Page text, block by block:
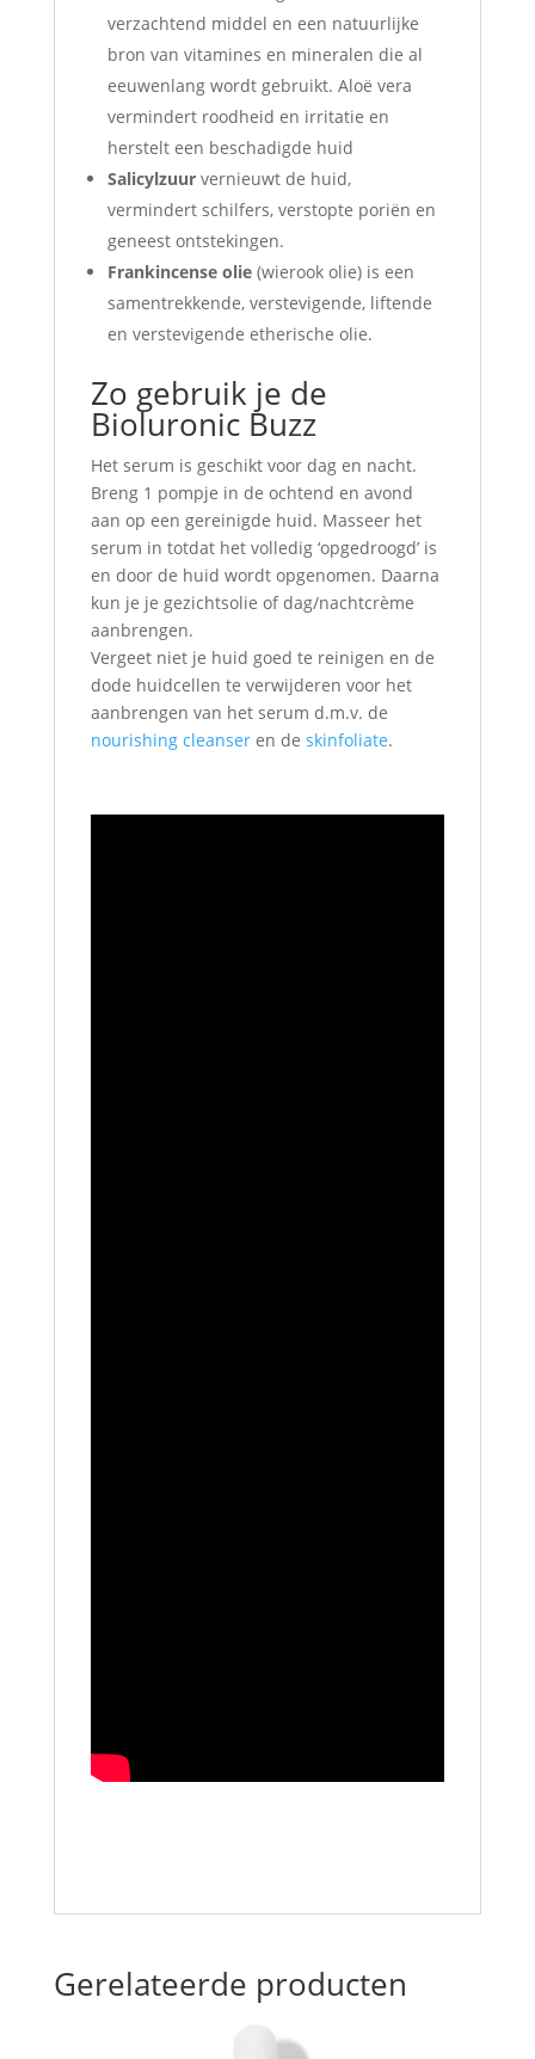
verzachtend middel en een natuurlijke
bron van vitamines en mineralen die al
eeuwenlang wordt gebruikt. Aloë vera
vermindert roodheid en irritatie en
herstelt een beschadigde huid
Salicylzuurvernieuwt de huid,
vermindert schilfers, verstopte poriën en
geneest ontstekingen.
Frankincense olie(wierook olie) is een
samentrekkende, verstevigende, liftende
en verstevigende etherische olie.
Zo gebruik je de
Bioluronic Buzz
Het serum is geschikt voor dag en nacht.
Breng 1 pompje in de ochtend en avond
aan op een gereinigde huid. Masseer het
serum in totdat het volledig ‘opgedroogd’ is
en door de huid wordt opgenomen. Daarna
kun je je gezichtsolie of dag/nachtcrème
aanbrengen.
Vergeet niet je huid goed te reinigen en de
dode huidcellen te verwijderen voor het
aanbrengen van het serum d.m.v. de
nourishing cleanseren de skinfoliate.
Gerelateerde producten